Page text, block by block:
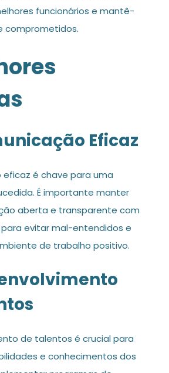
funcionários e mantê-
comprometidos.
Eficaz
eficaz é chave para uma
É importante manter
aberta e transparente com
evitar mal-entendidos e
de trabalho positivo.
de talentos é crucial para
e conhecimentos dos